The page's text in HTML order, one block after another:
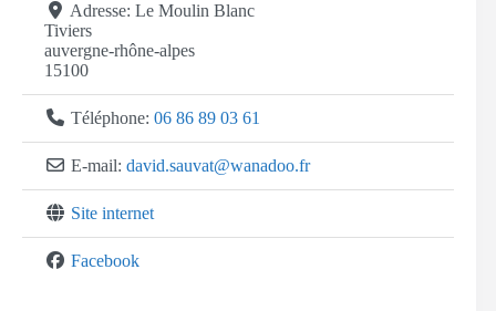
Adresse: Le Moulin Blanc
Tiviers
auvergne-rhône-alpes
15100
Téléphone: 06 86 89 03 61
E-mail: david.sauvat@wanadoo.fr
Site internet
Facebook